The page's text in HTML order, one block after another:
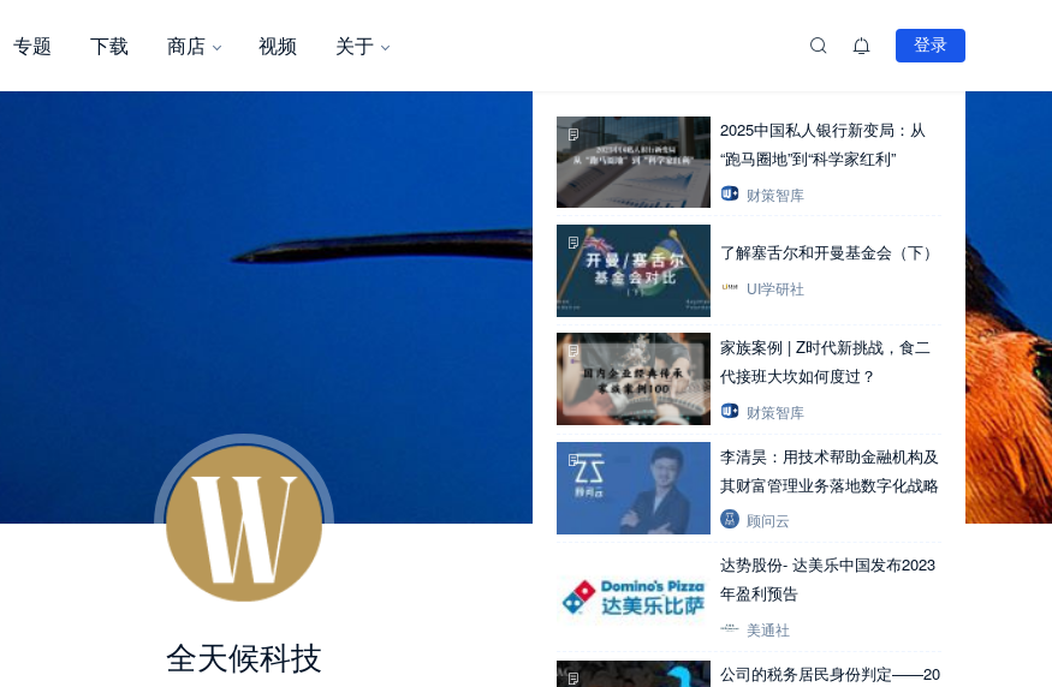
专题 下载 商店 视频 关于 登录
全天候科技
2025中国私人银行新变局：从
“跑马圈地”到“科学家红利”
财策智库
了解塞舌尔和开曼基金会（下）
UI学研社
家族案例 | Z时代新挑战，食二
代接班大坎如何度过？
财策智库
李清昊：用技术帮助金融机构及
其财富管理业务落地数字化战略
顾问云
达势股份- 达美乐中国发布2023
年盈利预告
美通社
公司的税务居民身份判定——20